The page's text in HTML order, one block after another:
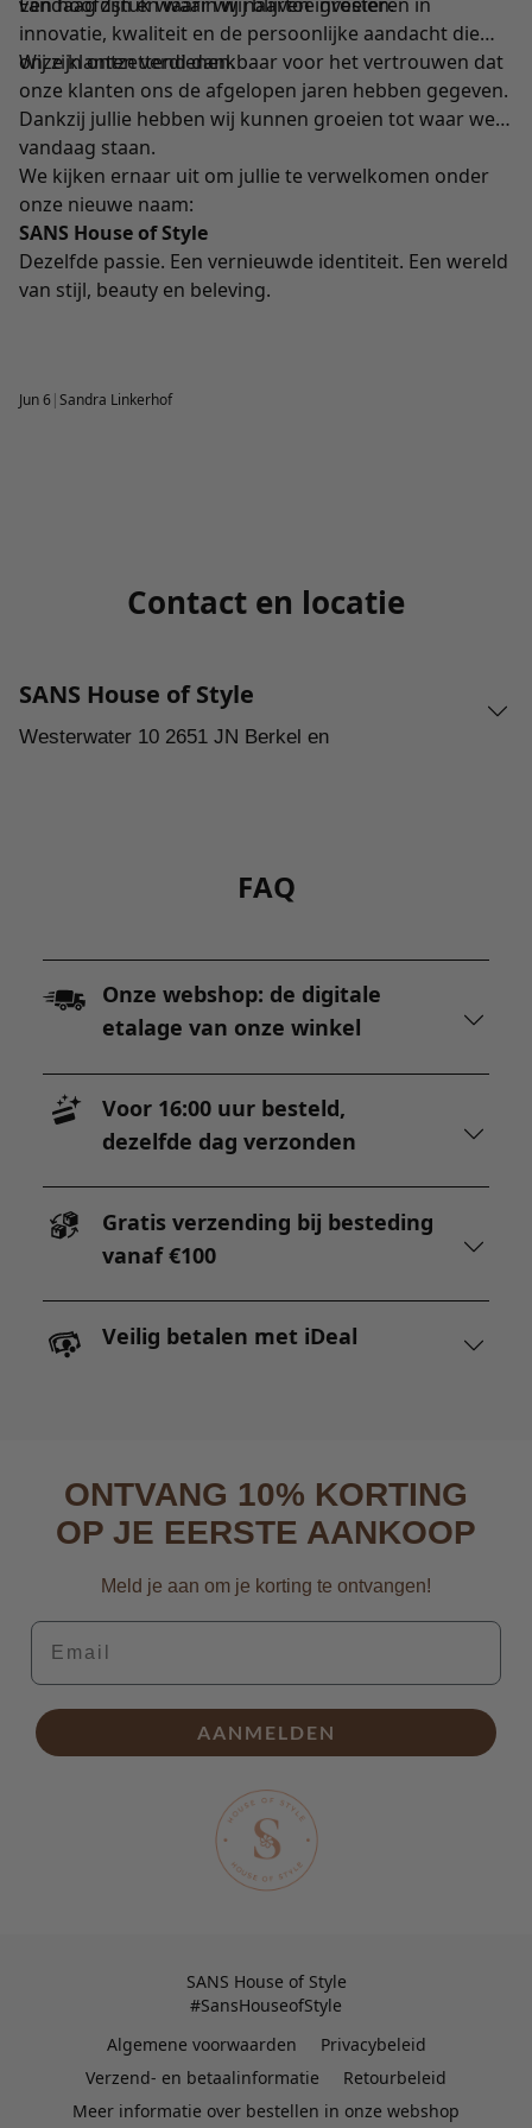
innovatie, kwaliteit en de persoonlijke aandacht die
onze klanten verdienen.
Wij zijn ontzettend dankbaar voor het vertrouwen dat
onze klanten ons de afgelopen jaren hebben gegeven.
Dankzij jullie hebben wij kunnen groeien tot waar we
vandaag staan.
We kijken ernaar uit om jullie te verwelkomen onder
onze nieuwe naam:
SANS House of Style
Dezelfde passie. Een vernieuwde identiteit. Een wereld
van stijl, beauty en beleving.
Jun 6|Sandra Linkerhof
Contact en locatie
SANS House of Style
Westerwater 10 2651 JN Berkel en
FAQ
Onze webshop: de digitale
etalage van onze winkel
Voor 16:00 uur besteld,
dezelfde dag verzonden
Gratis verzending bij besteding
vanaf €100
Veilig betalen met iDeal
ONTVANG 10% KORTING
OP JE EERSTE AANKOOP
Meld je aan om je korting te ontvangen!
Email
AANMELDEN
SANS House of Style
#SansHouseofStyle
Algemene voorwaarden
Privacybeleid
Verzend- en betaalinformatie
Retourbeleid
Meer informatie over bestellen in onze webshop